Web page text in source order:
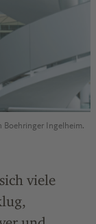
Boehringer Ingelheim.
viele